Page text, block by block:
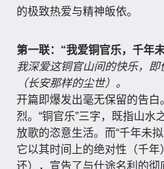
的极致热爱与精神皈依。
第一联：“我爱铜官乐，千年
我深爱这铜官山间的快乐，
（长安那样的尘世）。
开篇即爆发出毫无保留的告白
烈。“铜官乐”三字，既指山水
放歌的恣意生活。而“千年未
它以其时间上的绝对性（千
还），宣告了与仕途名利的